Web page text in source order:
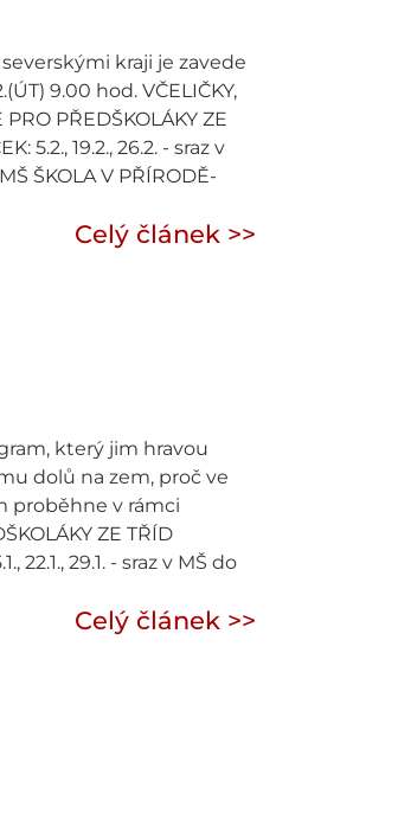
kraji je zavede
9.00 hod. VČELIČKY,
PŘEDŠKOLÁKY ZE
5.2., 19.2., 26.2. - sraz v
ŠKOLA V PŘÍRODĚ-
Celý článek >>
který jim hravou
dolů na zem, proč ve
proběhne v rámci
ZE TŘÍD
22.1., 29.1. - sraz v MŠ do
Celý článek >>